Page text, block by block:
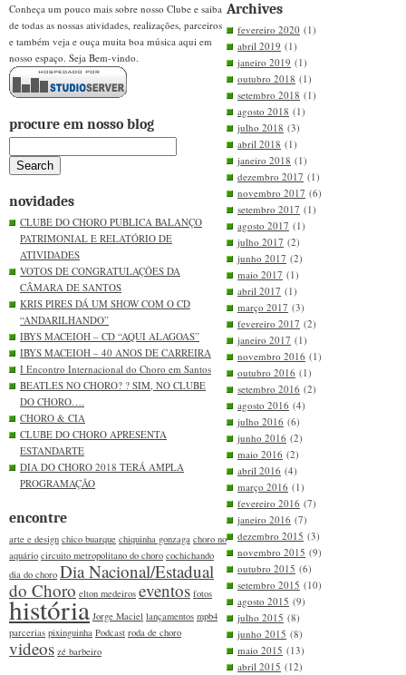
Conheça um pouco mais sobre nosso Clube e saiba
de todas as nossas atividades, realizações, parceiros
e também veja e ouça muita boa música aqui em
nosso espaço. Seja Bem-vindo.
procure em nosso blog
novidades
CLUBE DO CHORO PUBLICA BALANÇO
PATRIMONIAL E RELATÓRIO DE
ATIVIDADES
VOTOS DE CONGRATULAÇÕES DA
CÂMARA DE SANTOS
KRIS PIRES DÁ UM SHOW COM O CD
“ANDARILHANDO”
IBYS MACEIOH – CD “AQUI ALAGOAS”
IBYS MACEIOH – 40 ANOS DE CARREIRA
I Encontro Internacional do Choro em Santos
BEATLES NO CHORO? ? SIM, NO CLUBE
DO CHORO….
CHORO & CIA
CLUBE DO CHORO APRESENTA
ESTANDARTE
DIA DO CHORO 2018 TERÁ AMPLA
PROGRAMAÇÃO
encontre
arte e design chico buarque chiquinha gonzaga choro no
aquário circuito metropolitano do choro cochichando
dia do choro Dia Nacional/Estadual
do Choro elton medeiros eventos fotos
história Jorge Maciel lançamentos mpb4
parcerias pixinguinha Podcast roda de choro
videos zé barbeiro
Archives
fevereiro 2020 (1)
abril 2019 (1)
janeiro 2019 (1)
outubro 2018 (1)
setembro 2018 (1)
agosto 2018 (1)
julho 2018 (3)
abril 2018 (1)
janeiro 2018 (1)
dezembro 2017 (1)
novembro 2017 (6)
setembro 2017 (1)
agosto 2017 (1)
julho 2017 (2)
junho 2017 (2)
maio 2017 (1)
abril 2017 (1)
março 2017 (3)
fevereiro 2017 (2)
janeiro 2017 (1)
novembro 2016 (1)
outubro 2016 (1)
setembro 2016 (2)
agosto 2016 (4)
julho 2016 (6)
junho 2016 (2)
maio 2016 (2)
abril 2016 (4)
março 2016 (1)
fevereiro 2016 (7)
janeiro 2016 (7)
dezembro 2015 (3)
novembro 2015 (9)
outubro 2015 (6)
setembro 2015 (10)
agosto 2015 (9)
julho 2015 (8)
junho 2015 (8)
maio 2015 (13)
abril 2015 (12)